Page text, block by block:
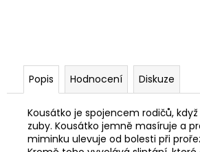
Popis Hodnocení Diskuze
Kousátko je spojencem rodičů,
zuby. Kousátko jemně masíruje a
miminku ulevuje od bolesti při